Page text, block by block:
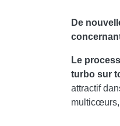
De
Le
turbo sur
attractif
multicœurs,